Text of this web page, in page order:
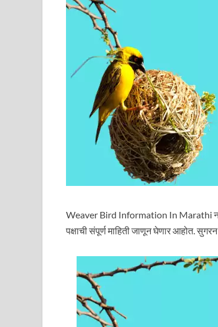
Weaver Bird Information In Marathi
पक्षाची संपूर्ण माहिती जाणून घेणार आहोत.